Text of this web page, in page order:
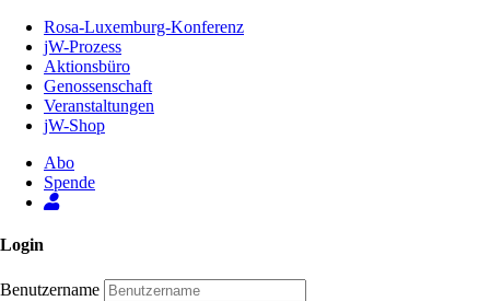
Inhalt
Seite
Rosa-Luxemburg-Konferenz
jW-Prozess
Aktionsbüro
Genossenschaft
Veranstaltungen
jW-Shop
Abo
Spende
Login
Benutzername